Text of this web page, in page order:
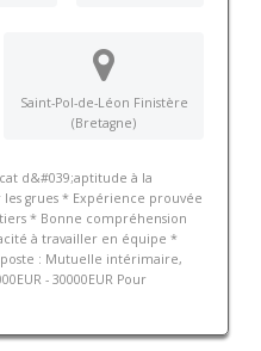
Saint-Pol-de-Léon Finistère
(Bretagne)
d&#039;aptitude à la
les grues * Expérience prouvée
* Bonne compréhension
à travailler en équipe *
poste : Mutuelle intérimaire,
- 30000EUR Pour